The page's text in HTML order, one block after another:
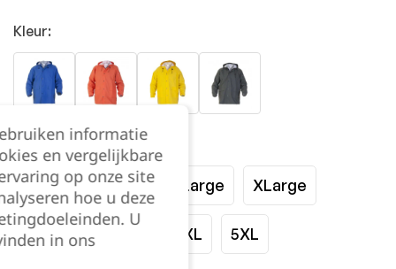
Kleur:
Maat:
Small Medium Large XLarge
XXLarge 4XL 5XL
informatie
en vergelijkbare
op onze site
hoe u deze
U
in ons